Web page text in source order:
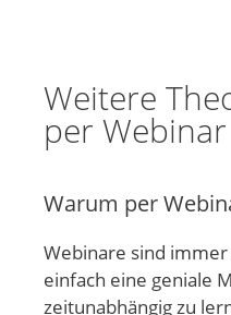
Weitere
per Webinar
Warum per
Webinare sind
einfach eine geniale
zeitunabhängig zu